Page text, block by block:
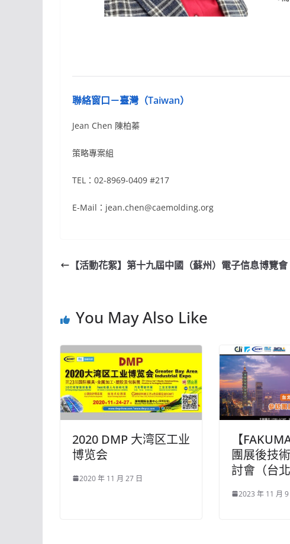
聯絡窗口－臺灣（Taiwan）
Jean Chen 陳柏蓁
策略專案組
TEL：02-8969-0409 #217
E-Mail：jean.chen@caemolding.org
【活動花絮】第十九屆中國（蘇州）電子信息博覽會
You May Also Like
2020 DMP 大湾区工业
博览会
2020 年 11 月 27 日
【
團展後技
討會（台北
2023 年 11 月 9